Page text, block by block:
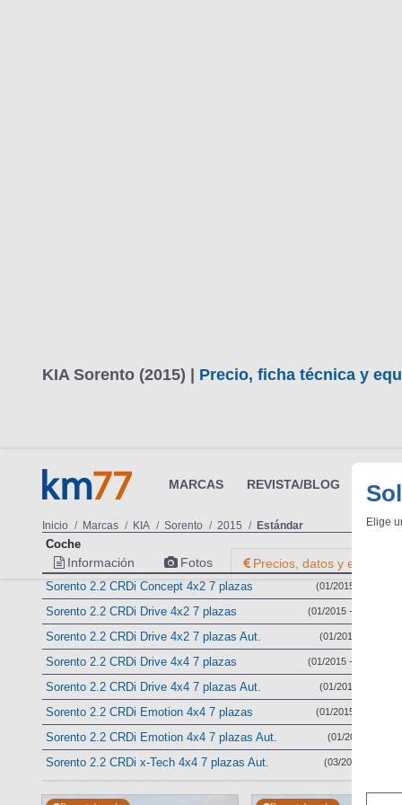
Elige
MARCAS REVISTA/BLOG
Inicio Marcas KIA Sorento 2015 Estándar
Información Fotos Precios, datos y
KIA Sorento (2015) | Precio, ficha técnica y
Coche
Sorento 2.2 CRDi Concept 4x2 7 plazas (01/2015 - 04/2018)
Sorento 2.2 CRDi Drive 4x2 7 plazas
(01/2015 - 04/2018)
Sorento 2.2 CRDi Drive 4x2 7 plazas Aut.
(01/2015 - 04/2018)
Sorento 2.2 CRDi Drive 4x4 7 plazas
(01/2015 - 04/2018)
Sorento 2.2 CRDi Drive 4x4 7 plazas Aut.
(01/2015 - 04/2018)
Sorento 2.2 CRDi Emotion 4x4 7 plazas
(01/2015 - 04/2018)
Sorento 2.2 CRDi Emotion 4x4 7 plazas Aut.
(01/2015 - 04/
Sorento 2.2 CRDi x-Tech 4x4 7 plazas Aut.
(03/2017 - 04/